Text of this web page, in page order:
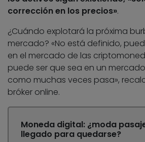
corrección en los precios».
¿Cuándo explotará la próxima
mercado? «No está definido,
en el mercado de las
puede ser que sea en un
como muchas veces pasa»,
bróker online.
Moneda digital: ¿moda
llegado para quedarse?